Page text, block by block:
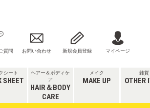
質問 お問い合わせ 新規会員登録 マイページ
シート
SHEET
ヘアー＆ボディケ
ア
HAIR＆BODY
CARE
メイク
MAKE UP
雑貨
OTHER